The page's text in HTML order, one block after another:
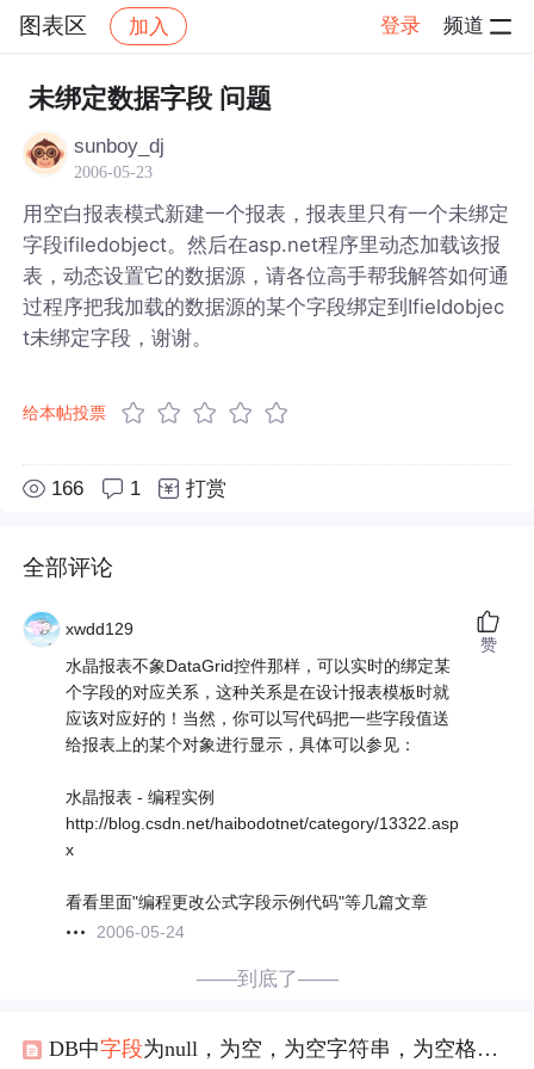
图表区 加入 登录 频道
社区 图表区 帖子详情
未绑定数据字段 问题
sunboy_dj
2006-05-23
用空白报表模式新建一个报表，报表里只有一个未绑定
字段ifiledobject。然后在asp.net程序里动态加载该报
表，动态设置它的数据源，请各位高手帮我解答如何通
过程序把我加载的数据源的某个字段绑定到Ifieldobjec
t未绑定字段，谢谢。
给本帖投票
166 1 打赏
全部评论
xwdd129
水晶报表不象DataGrid控件那样，可以实时的绑定某
个字段的对应关系，这种关系是在设计报表模板时就
应该对应好的！当然，你可以写代码把一些字段值送
给报表上的某个对象进行显示，具体可以参见：
水晶报表 - 编程实例
http://blog.csdn.net/haibodotnet/category/13322.asp
x
看看里面"编程更改公式字段示例代码"等几篇文章
2006-05-24
赞
——到底了——
DB中字段为null，为空，为空字符串，为空格要怎么过滤取出有效值